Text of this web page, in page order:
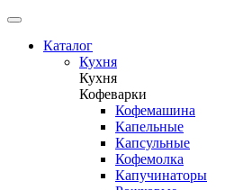
Каталог
Кухня
Кухня
Кофеварки
Кофемашина
Капельные
Капсульные
Кофемолка
Капучинаторы